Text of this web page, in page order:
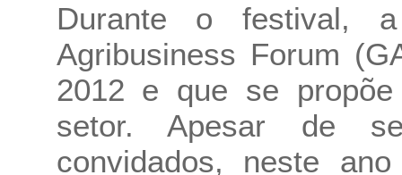
Durante o festival,
Agribusiness Forum
2012 e que se
setor. Apesar de
convidados, neste